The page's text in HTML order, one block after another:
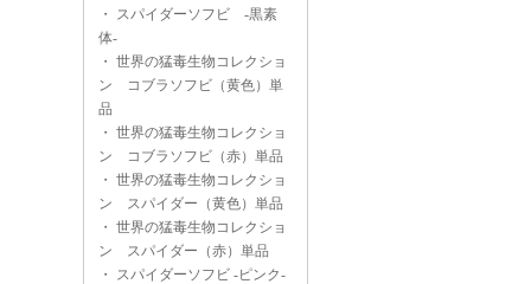
・ スパイダーソフビ -黒素
体-
・ 世界の猛毒生物コレクショ
ン コブラソフビ（黄色）単
品
・ 世界の猛毒生物コレクショ
ン コブラソフビ（赤）単品
・ 世界の猛毒生物コレクショ
ン スパイダー（黄色）単品
・ 世界の猛毒生物コレクショ
ン スパイダー（赤）単品
・ スパイダーソフビ -ピンク-